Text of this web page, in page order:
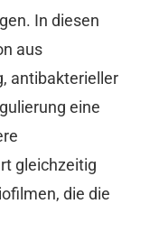
In diesen
aus
antibakterieller
eine
gleichzeitig
die die